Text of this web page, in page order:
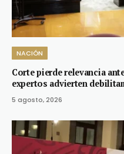
NACIÓN
Corte pierde relevancia
expertos advierten
5 agosto, 2026